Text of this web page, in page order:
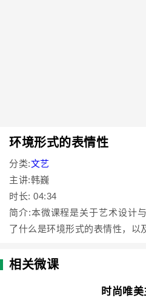
环境形式的表情性
分类:文艺
主讲:韩巍
时长: 04:34
简介:本微课程是关于艺术设计
了什么是环境形式的表情性，以
相关微课